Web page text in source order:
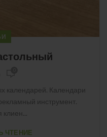
календарей. Календари
инструмент.
ЧТЕНИЕ